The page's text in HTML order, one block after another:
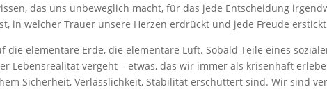
das uns unbeweglich macht, für das jede Entscheidung
in welcher Trauer unsere Herzen erdrückt und jede Freude
elementare Erde, die elementare Luft. Sobald Teile eines
Lebensrealität vergeht – etwas, das wir immer als krisenhaft
Sicherheit, Verlässlichkeit, Stabilität erschüttert sind. Wir sind